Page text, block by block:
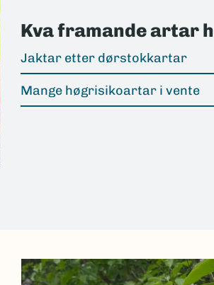
Kva framande artar
Jaktar etter dørstokkartar
Mange høgrisikoartar i vente